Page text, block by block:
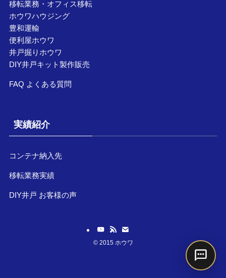
移転業務・オフィス移転
ホウワハウジング
豊和運輸
便利屋ホウワ
井戸掘りホウワ
DIY井戸キット製作販売
FAQ よくある質問
実績紹介
コンテナ納入先
移転業務実績
DIY井戸 お客様の声
©2015 ホウワ